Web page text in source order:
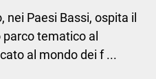
nei Paesi Bassi, ospita il
tematico al
al mondo dei f ...